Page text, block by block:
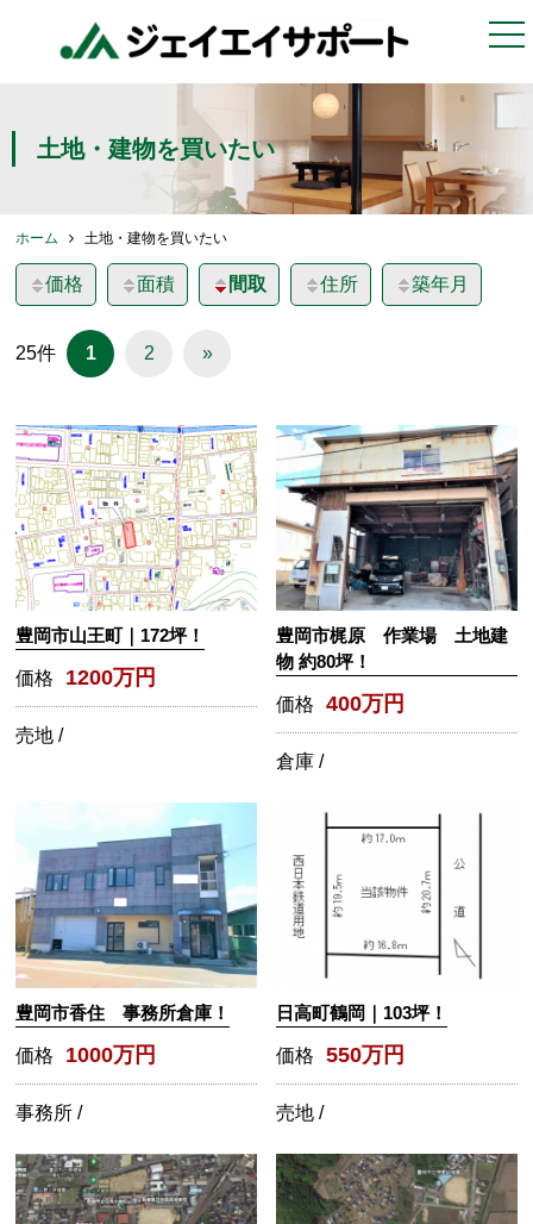
土地・建物を買いたい
ホーム 土地・建物を買いたい
価格 面積 間取 住所 築年月
25件 1 2 »
豊岡市山王町｜172坪！
価格 1200万円
売地 /
豊岡市梶原 作業場 土地建
物 約80坪！
価格 400万円
倉庫 /
豊岡市香住 事務所倉庫！
価格 1000万円
事務所 /
日高町鶴岡｜103坪！
価格 550万円
売地 /